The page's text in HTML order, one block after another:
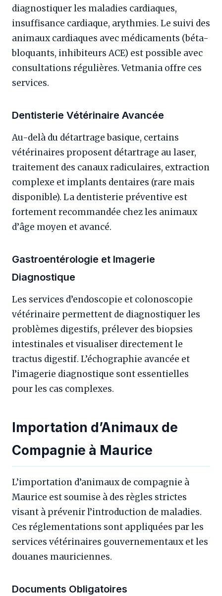
diagnostiquer les maladies cardiaques,
insuffisance cardiaque, arythmies. Le suivi des
animaux cardiaques avec médicaments (béta-
bloquants, inhibiteurs ACE) est possible avec
consultations régulières. Vetmania offre ces
services.
Dentisterie Vétérinaire Avancée
Au-delà du détartrage basique, certains
vétérinaires proposent détartrage au laser,
traitement des canaux radiculaires, extraction
complexe et implants dentaires (rare mais
disponible). La dentisterie préventive est
fortement recommandée chez les animaux
d’âge moyen et avancé.
Gastroentérologie et Imagerie
Diagnostique
Les services d’endoscopie et colonoscopie
vétérinaire permettent de diagnostiquer les
problèmes digestifs, prélever des biopsies
intestinales et visualiser directement le
tractus digestif. L’échographie avancée et
l’imagerie diagnostique sont essentielles
pour les cas complexes.
Importation d’Animaux de
Compagnie à Maurice
L’importation d’animaux de compagnie à
Maurice est soumise à des règles strictes
visant à prévenir l’introduction de maladies.
Ces réglementations sont appliquées par les
services vétérinaires gouvernementaux et les
douanes mauriciennes.
Documents Obligatoires